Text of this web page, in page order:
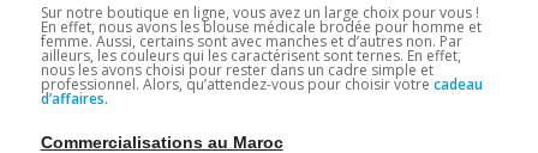
Sur notre boutique en ligne, vous avez un large choix pour vous !
En effet, nous avons les blouse médicale brodée pour homme et
femme. Aussi, certains sont avec manches et d’autres non. Par
ailleurs, les couleurs qui les caractérisent sont ternes. En effet,
nous les avons choisi pour rester dans un cadre simple et
professionnel. Alors, qu’attendez-vous pour choisir votre cadeau
d’affaires.
Commercialisations au Maroc